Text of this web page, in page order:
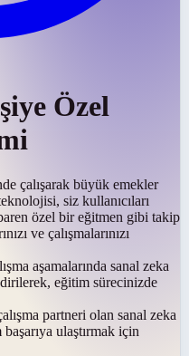
Özel
çalışarak büyük emekler
siz kullanıcıları
özel bir eğitmen gibi takip
ve çalışmalarınızı
aşamalarında sanal zeka
eğitim sürecinizde
partneri olan sanal zeka
ulaştırmak için